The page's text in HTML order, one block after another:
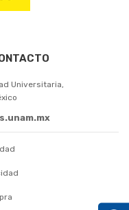
Universitaria,